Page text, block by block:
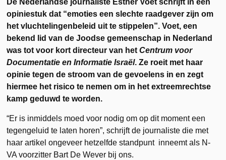
opiniestuk dat “emoties een slechte raadgever zijn om
het vluchtelingenbeleid uit te stippelen”. Voet, een
bekend lid van de Joodse gemeenschap in Nederland
was tot voor kort directeur van hetCentrum voor
Documentatie en Informatie Israël. Ze roeit met haar
opinie tegen de stroom van de gevoelens in en zegt
hiermee het risico te nemen om in het extreemrechtse
kamp geduwd te worden.
“Er is inmiddels moed voor nodig om op dit moment een
tegengeluid te laten horen”, schrijft de journaliste die met
haar artikel ongeveer hetzelfde standpunt inneemt als N-
VA voorzitter Bart De Wever bij ons.